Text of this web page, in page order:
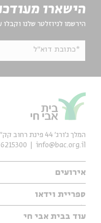
הישארו
הירשמו לניוזלטר שלנו וקבלו
*כתובת דוא"ל
אירועים
אנגלית
ספריית וידאו
עוד בבית אבי חי
המלך ג'ורג' 44 פינת רחוב קק״ל, ירושלים
info@bac.org.il